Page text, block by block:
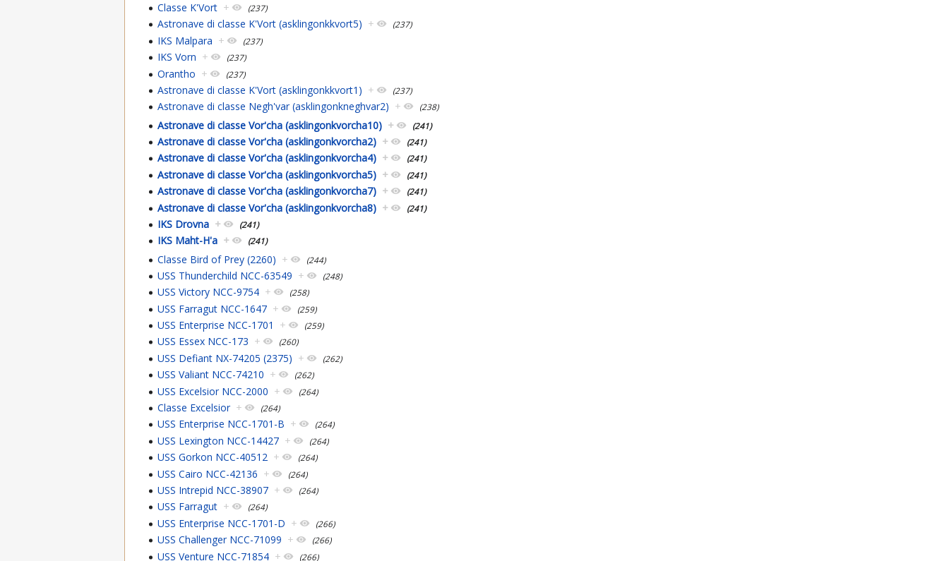
Classe K'Vort + (237)
Astronave di classe K'Vort (asklingonkkvort5) + (237)
IKS Malpara + (237)
IKS Vorn + (237)
Orantho + (237)
Astronave di classe K'Vort (asklingonkkvort1) + (237)
Astronave di classe Negh'var (asklingonkneghvar2) + (238)
Astronave di classe Vor'cha (asklingonkvorcha10) + (241)
Astronave di classe Vor'cha (asklingonkvorcha2) + (241)
Astronave di classe Vor'cha (asklingonkvorcha4) + (241)
Astronave di classe Vor'cha (asklingonkvorcha5) + (241)
Astronave di classe Vor'cha (asklingonkvorcha7) + (241)
Astronave di classe Vor'cha (asklingonkvorcha8) + (241)
IKS Drovna + (241)
IKS Maht-H'a + (241)
Classe Bird of Prey (2260) + (244)
USS Thunderchild NCC-63549 + (248)
USS Victory NCC-9754 + (258)
USS Farragut NCC-1647 + (259)
USS Enterprise NCC-1701 + (259)
USS Essex NCC-173 + (260)
USS Defiant NX-74205 (2375) + (262)
USS Valiant NCC-74210 + (262)
USS Excelsior NCC-2000 + (264)
Classe Excelsior + (264)
USS Enterprise NCC-1701-B + (264)
USS Lexington NCC-14427 + (264)
USS Gorkon NCC-40512 + (264)
USS Cairo NCC-42136 + (264)
USS Intrepid NCC-38907 + (264)
USS Farragut + (264)
USS Enterprise NCC-1701-D + (266)
USS Challenger NCC-71099 + (266)
USS Venture NCC-71854 + (266)